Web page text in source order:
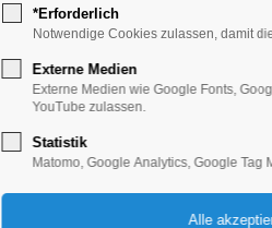
Schiffrundfahrt
26.04.2026, 14:00–16:00
*Erforderlich
Notwendige Cookies zulassen, damit
Externe Medien
Externe Medien wie Google Fonts,
YouTube zulassen.
Statistik
Matomo, Google Analytics, Google Tag